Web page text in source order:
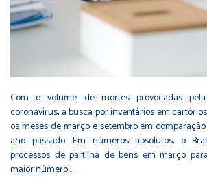
Com o volume de mortes provocadas
coronavírus, a busca por inventários em
os meses de março e setembro em
ano passado. Em números absolutos, o
processos de partilha de bens em março
maior número…